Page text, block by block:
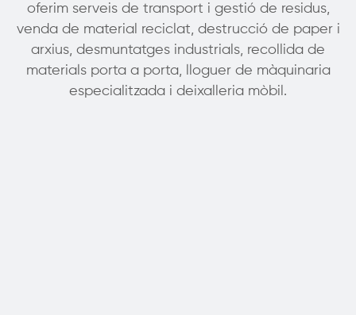
oferim serveis de transport i gestió de residus,
venda de material reciclat, destrucció de paper i
arxius, desmuntatges industrials, recollida de
materials porta a porta, lloguer de màquinaria
especialitzada i deixalleria mòbil.